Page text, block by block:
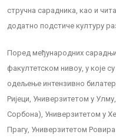
стручна сарадника, као и
додатно подстиче културу
Поред међународних
факултетском нивоу, у које
одељење интензивно
Ријеци, Универзитетом у
Сорбона), Универзитетом у
Прагу, Универзитетом